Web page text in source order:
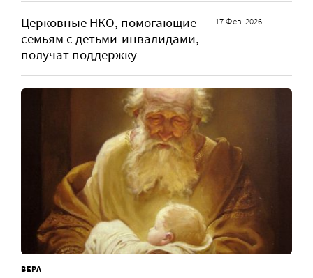
Церковные НКО, помогающие
семьям с детьми-инвалидами,
получат поддержку
17 Фев. 2026
ВЕРА